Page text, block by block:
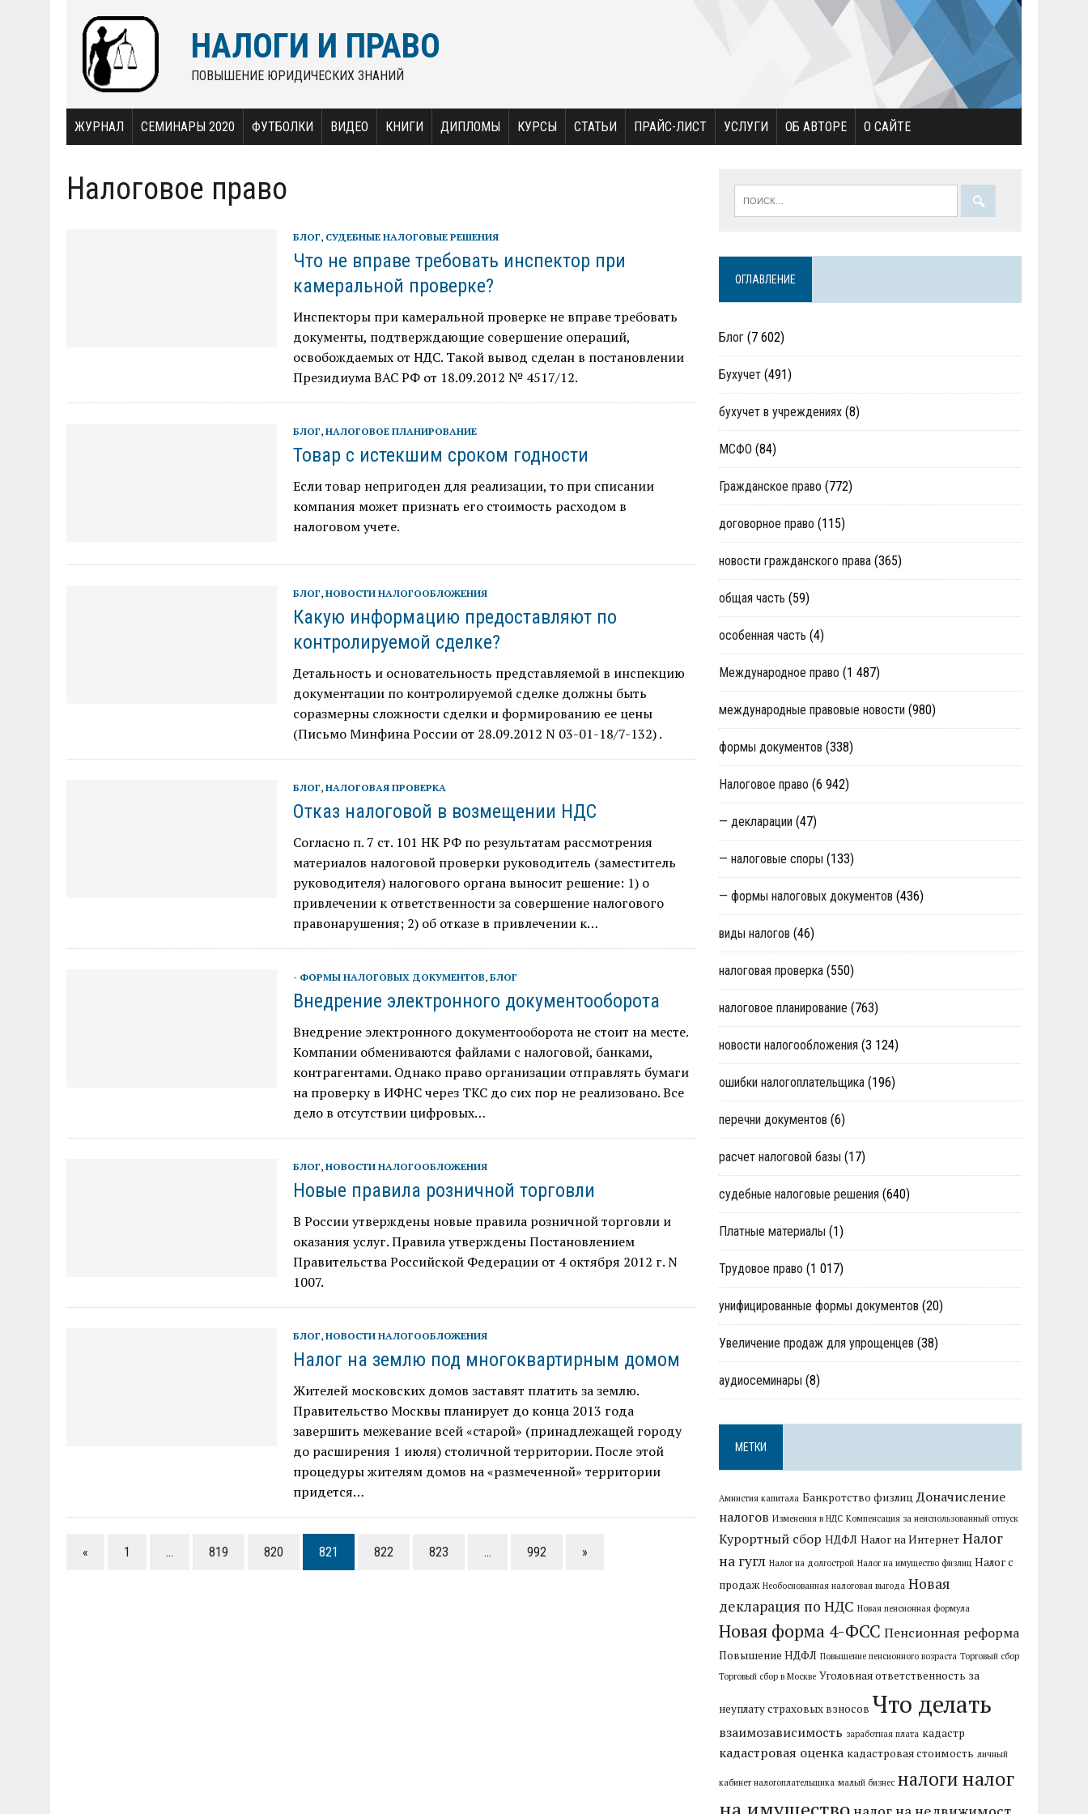
НАЛОГИ И ПРАВО
ПОВЫШЕНИЕ ЮРИДИЧЕСКИХ ЗНАНИЙ
ЖУРНАЛ СЕМИНАРЫ 2020 ФУТБОЛКИ ВИДЕО КНИГИ ДИПЛОМЫ КУРСЫ СТАТЬИ ПРАЙС-ЛИСТ УСЛУГИ ОБ АВТОРЕ О САЙТЕ
Налоговое право
БЛОГ, СУДЕБНЫЕ НАЛОГОВЫЕ РЕШЕНИЯ
Что не вправе требовать инспектор при
камеральной проверке?
Инспекторы при камеральной проверке не вправе требовать
документы, подтверждающие совершение операций,
освобождаемых от НДС. Такой вывод сделан в постановлении
Президиума ВАС РФ от 18.09.2012 № 4517/12.
БЛОГ, НАЛОГОВОЕ ПЛАНИРОВАНИЕ
Товар с истекшим сроком годности
Если товар непригоден для реализации, то при списании
компания может признать его стоимость расходом в
налоговом учете.
БЛОГ, НОВОСТИ НАЛОГООБЛОЖЕНИЯ
Какую информацию предоставляют по
контролируемой сделке?
Детальность и основательность представляемой в инспекцию
документации по контролируемой сделке должны быть
соразмерны сложности сделки и формированию ее цены
(Письмо Минфина России от 28.09.2012 N 03-01-18/7-132) .
БЛОГ, НАЛОГОВАЯ ПРОВЕРКА
Отказ налоговой в возмещении НДС
Согласно п. 7 ст. 101 НК РФ по результатам рассмотрения
материалов налоговой проверки руководитель (заместитель
руководителя) налогового органа выносит решение: 1) о
привлечении к ответственности за совершение налогового
правонарушения; 2) об отказе в привлечении к…
- ФОРМЫ НАЛОГОВЫХ ДОКУМЕНТОВ, БЛОГ
Внедрение электронного документооборота
Внедрение электронного документооборота не стоит на месте.
Компании обмениваются файлами с налоговой, банками,
контрагентами. Однако право организации отправлять бумаги
на проверку в ИФНС через ТКС до сих пор не реализовано. Все
дело в отсутствии цифровых…
БЛОГ, НОВОСТИ НАЛОГООБЛОЖЕНИЯ
Новые правила розничной торговли
В России утверждены новые правила розничной торговли и
оказания услуг. Правила утверждены Постановлением
Правительства Российской Федерации от 4 октября 2012 г. N
1007.
БЛОГ, НОВОСТИ НАЛОГООБЛОЖЕНИЯ
Налог на землю под многоквартирным домом
Жителей московских домов заставят платить за землю.
Правительство Москвы планирует до конца 2013 года
завершить межевание всей «старой» (принадлежащей городу
до расширения 1 июля) столичной территории. После этой
процедуры жителям домов на «размеченной» территории
придется…
« 1 … 819 820 821 822 823 … 992 »
ОГЛАВЛЕНИЕ
Блог (7 602)
Бухучет (491)
бухучет в учреждениях (8)
МСФО (84)
Гражданское право (772)
договорное право (115)
новости гражданского права (365)
общая часть (59)
особенная часть (4)
Международное право (1 487)
международные правовые новости (980)
формы документов (338)
Налоговое право (6 942)
— декларации (47)
— налоговые споры (133)
— формы налоговых документов (436)
виды налогов (46)
налоговая проверка (550)
налоговое планирование (763)
новости налогообложения (3 124)
ошибки налогоплательщика (196)
перечни документов (6)
расчет налоговой базы (17)
судебные налоговые решения (640)
Платные материалы (1)
Трудовое право (1 017)
унифицированные формы документов (20)
Увеличение продаж для упрощенцев (38)
аудиосеминары (8)
МЕТКИ
Амнистия капитала Банкротство физлиц Доначисление
налогов Изменения в НДС Компенсация за неиспользованный отпуск
Курортный сбор НДФЛ Налог на Интернет Налог
на гугл Налог на долгострой Налог на имущество физлиц Налог с
продаж Необоснованная налоговая выгода Новая
декларация по НДС Новая пенсионная формула
Новая форма 4-ФСС Пенсионная реформа
Повышение НДФЛ Повышение пенсионного возраста Торговый сбор
Торговый сбор в Москве Уголовная ответственность за
неуплату страховых взносов Что делать
взаимозависимость заработная плата кадастр
кадастровая оценка кадастровая стоимость личный
кабинет налогоплательщика малый бизнес налоги налог